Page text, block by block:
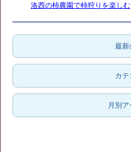
洛西の柿農園で柿狩りを楽しむ
最新
カテ
月別